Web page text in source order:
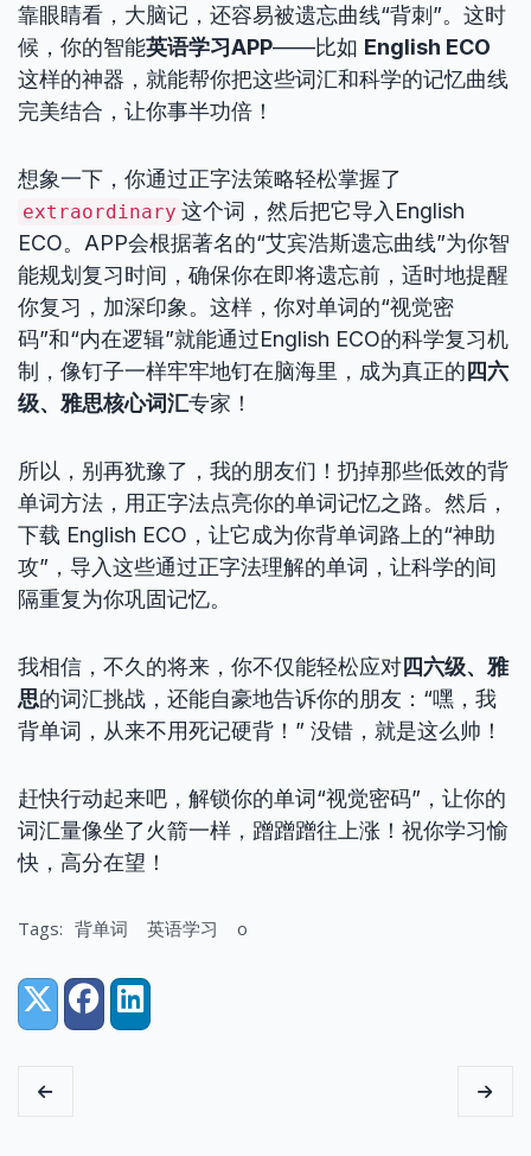
靠眼睛看，大脑记，还容易被遗忘曲线“背刺”。这时
候，你的智能英语学习APP——比如 English ECO
这样的神器，就能帮你把这些词汇和科学的记忆曲线
完美结合，让你事半功倍！
想象一下，你通过正字法策略轻松掌握了
extraordinary 这个词，然后把它导入English
ECO。APP会根据著名的“艾宾浩斯遗忘曲线”为你智
能规划复习时间，确保你在即将遗忘前，适时地提醒
你复习，加深印象。这样，你对单词的“视觉密
码”和“内在逻辑”就能通过English ECO的科学复习机
制，像钉子一样牢牢地钉在脑海里，成为真正的 四六
级、雅思核心词汇专家！
所以，别再犹豫了，我的朋友们！扔掉那些低效的背
单词方法，用正字法点亮你的单词记忆之路。然后，
下载 English ECO，让它成为你背单词路上的“神助
攻”，导入这些通过正字法理解的单词，让科学的间
隔重复为你巩固记忆。
我相信，不久的将来，你不仅能轻松应对四六级、雅
思的词汇挑战，还能自豪地告诉你的朋友：“嘿，我
背单词，从来不用死记硬背！” 没错，就是这么帅！
赶快行动起来吧，解锁你的单词“视觉密码”，让你的
词汇量像坐了火箭一样，蹭蹭蹭往上涨！祝你学习愉
快，高分在望！
Tags: 背单词 英语学习 o
Share:
X (Twitter)
FacebookLinkedIn